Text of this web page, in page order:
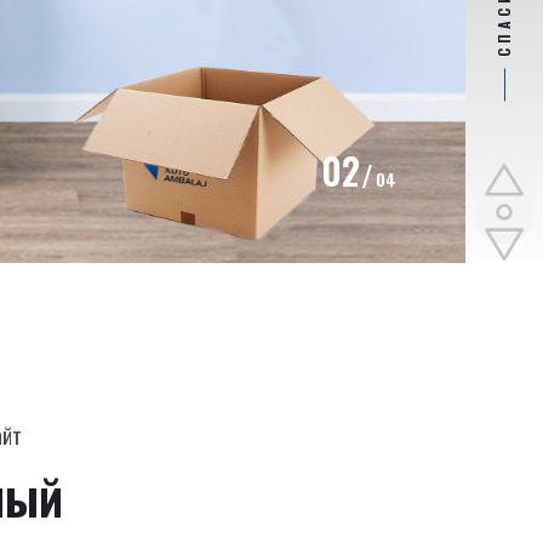
02 04